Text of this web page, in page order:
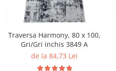
Traversa Harmony, 80 x 100,
Gri/Gri inchis 3849 A
de la 84,73 Lei